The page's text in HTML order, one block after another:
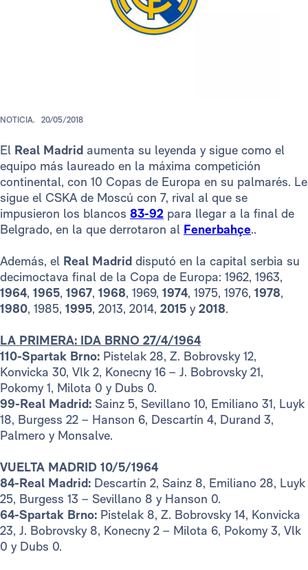
NOTICIA. 20/05/2018
El Real Madrid aumenta su leyenda y sigue como el
equipo más laureado en la máxima competición
continental, con 10 Copas de Europa en su palmarés. Le
sigue el CSKA de Moscú con 7, rival al que se
impusieron los blancos 83-92 para llegar a la final de
Belgrado, en la que derrotaron al Fenerbahçe..
Además, el Real Madrid disputó en la capital serbia su
decimoctava final de la Copa de Europa: 1962, 1963,
1964, 1965, 1967, 1968, 1969, 1974, 1975, 1976, 1978,
1980, 1985, 1995, 2013, 2014, 2015 y2018.
LA PRIMERA: IDA BRNO 27/4/1964
110-Spartak Brno: Pistelak 28, Z. Bobrovsky 12,
Konvicka 30, Vlk 2, Konecny 16 – J. Bobrovsky 21,
Pokomy 1, Milota 0 y Dubs 0.
99-Real Madrid: Sainz 5, Sevillano 10, Emiliano 31, Luyk
18, Burgess 22 – Hanson 6, Descartín 4, Durand 3,
Palmero y Monsalve.
VUELTA MADRID 10/5/1964
84-Real Madrid: Descartín 2, Sainz 8, Emiliano 28, Luyk
25, Burgess 13 – Sevillano 8 y Hanson 0.
64-Spartak Brno: Pistelak 8, Z. Bobrovsky 14, Konvicka
23, J. Bobrovsky 8, Konecny 2 – Milota 6, Pokomy 3, Vlk
0 y Dubs 0.